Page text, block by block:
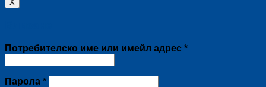
X
Потребителско име или имейл адрес *Задължително
Парола *Задължително